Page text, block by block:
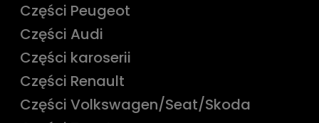
Części Peugeot
Części Audi
Części karoserii
Części Renault
Części Volkswagen/Seat/Skoda